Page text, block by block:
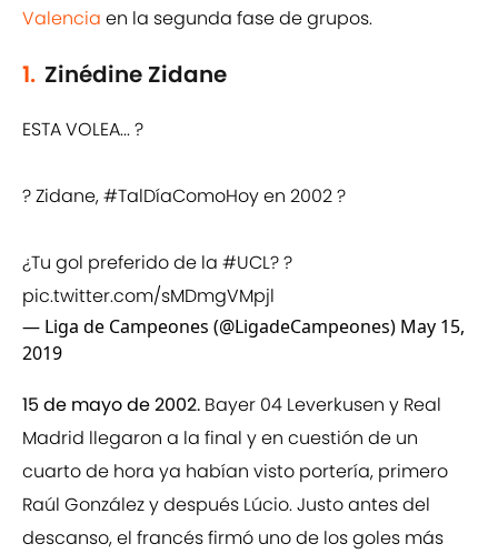
Valencia en la segunda fase de grupos.
1. Zinédine Zidane
ESTA VOLEA... ?
? Zidane,#TalDíaComoHoyen 2002 ?
¿Tu gol preferido de la #UCL? ?
pic.twitter.com/sMDmgVMpjl
— Liga de Campeones (@LigadeCampeones) May 15,
2019
15 de mayo de 2002. Bayer 04 Leverkusen y Real
Madrid llegaron a la final y en cuestión de un
cuarto de hora ya habían visto portería, primero
Raúl González y después Lúcio. Justo antes del
descanso, el francés firmó uno de los goles más